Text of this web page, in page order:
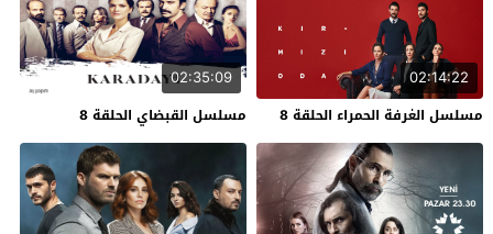
02:14:22
مسلسل الغرفة الحمراء الحلقة 8
02:35:09
مسلسل القبضاي الحلقة 8